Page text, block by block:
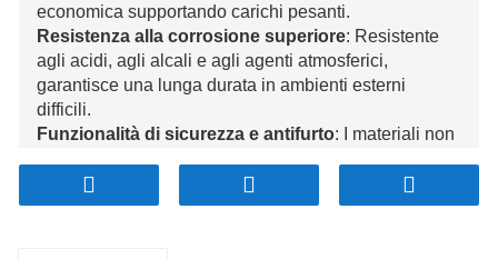
economica supportando carichi pesanti.
Resistenza alla corrosione superiore: Resistente
agli acidi, agli alcali e agli agenti atmosferici,
garantisce una lunga durata in ambienti esterni
difficili.
Funzionalità di sicurezza e antifurto: I materiali non
superficie antiscivolo migliora la sicurezza in
condizioni di bagnato.